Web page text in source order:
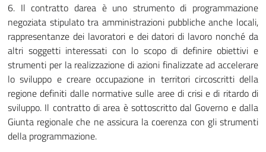
6. Il contratto darea è uno strumento di programmazione
negoziata stipulato tra amministrazioni pubbliche anche locali,
rappresentanze dei lavoratori e dei datori di lavoro nonché da
altri soggetti interessati con lo scopo di definire obiettivi e
strumenti per la realizzazione di azioni finalizzate ad accelerare
lo sviluppo e creare occupazione in territori circoscritti della
regione definiti dalle normative sulle aree di crisi e di ritardo di
sviluppo. Il contratto di area è sottoscritto dal Governo e dalla
Giunta regionale che ne assicura la coerenza con gli strumenti
della programmazione.